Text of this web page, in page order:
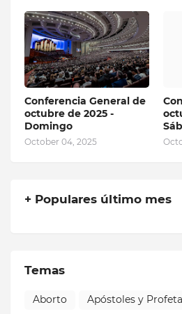
Conferencia General de
octubre de 2025 -
Domingo
October 04, 2025
+ Populares último mes
Temas
Aborto
Apóstoles y